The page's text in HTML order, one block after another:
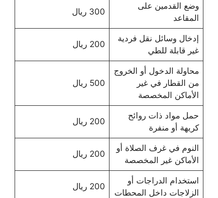
وضع القدمين على
المقاعد
300 ريال
إدخال وسائل نقل فردية
غير قابلة للطي
200 ريال
محاولة الدخول أو الخروج
من القطار في غير
الأماكن المخصصة
500 ريال
حمل مواد ذات روائح
كريهة أو منفرة
200 ريال
النوم في غرف الصلاة أو
الأماكن غير المخصصة
200 ريال
استخدام الدراجات أو
الزلاجات داخل المحطات
200 ريال